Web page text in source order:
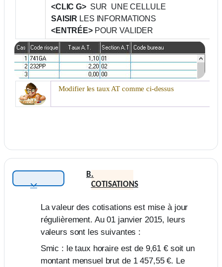
<CLIC G>SUR UNE CELLULE
SAISIR LES INFORMATIONS
<ENTRÉE>POUR VALIDER
Modifier les taux AT comme ci-dessus
Replier
B.
COTISATIONS
La valeur des cotisations est mise à jour
régulièrement. Au 01 janvier 2015, leurs
valeurs sont les suivantes :
Smic : le taux horaire est de 9,61 € soit un
montant mensuel brut de 1 457,55 €. Le